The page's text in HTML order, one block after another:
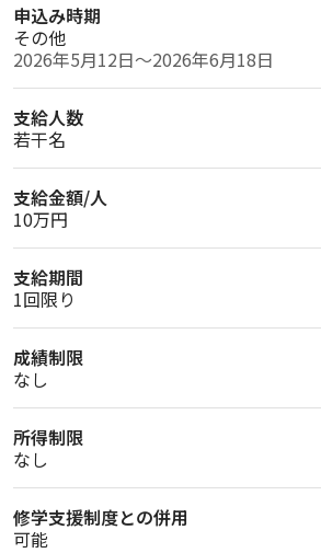
申込み時期
その他
2026年5月12日～2026年6月18日
支給人数
若干名
支給金額/人
10万円
支給期間
1回限り
成績制限
なし
所得制限
なし
修学支援制度との併用
可能